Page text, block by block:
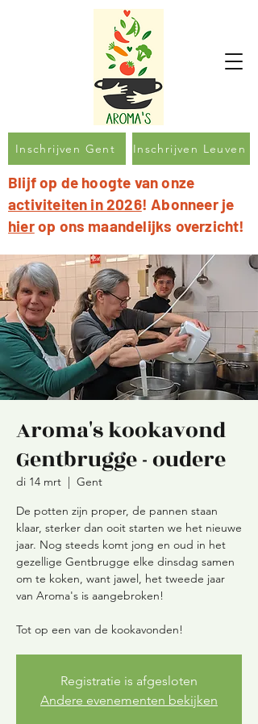
Inschrijven Gent Inschrijven Leuven
Blijf op de hoogte van onze
activiteiten in 2026! Abonneer je
hierop ons maandelijks overzicht!
Aroma's kookavond
Gentbrugge - oudere
di 14 mrt
  |
Gent
De potten zijn proper, de pannen staan
klaar, sterker dan ooit starten we het nieuwe
jaar. Nog steeds komt jong en oud in het
gezellige Gentbrugge elke dinsdag samen
om te koken, want jawel, het tweede jaar
van Aroma's is aangebroken!
Tot op een van de kookavonden!
Registratie is afgesloten
Andere evenementen bekijken